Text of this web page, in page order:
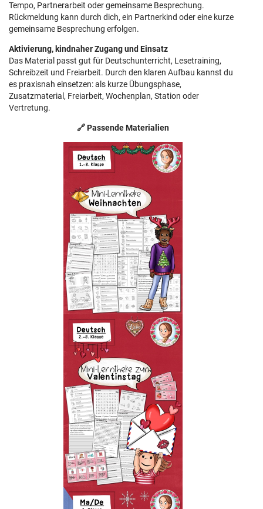
Tempo, Partnerarbeit oder gemeinsame Besprechung.
Rückmeldung kann durch dich, ein Partnerkind oder eine kurze
gemeinsame Besprechung erfolgen.
Aktivierung, kindnaher Zugang und Einsatz
Das Material passt gut für Deutschunterricht, Lesetraining,
Schreibzeit und Freiarbeit. Durch den klaren Aufbau kannst du
es praxisnah einsetzen: als kurze Übungsphase,
Zusatzmaterial, Freiarbeit, Wochenplan, Station oder
Vertretung.
🔗 Passende Materialien